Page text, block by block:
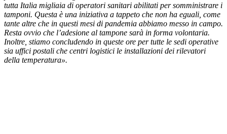
tutta Italia migliaia di operatori sanitari abilitati per somministrare i
tamponi. Questa è una iniziativa a tappeto che non ha eguali, come
tante altre che in questi mesi di pandemia abbiamo messo in campo.
Resta ovvio che l’adesione al tampone sarà in forma volontaria.
Inoltre, stiamo concludendo in queste ore per tutte le sedi operative
sia uffici postali che centri logistici le installazioni dei rilevatori
della temperatura».